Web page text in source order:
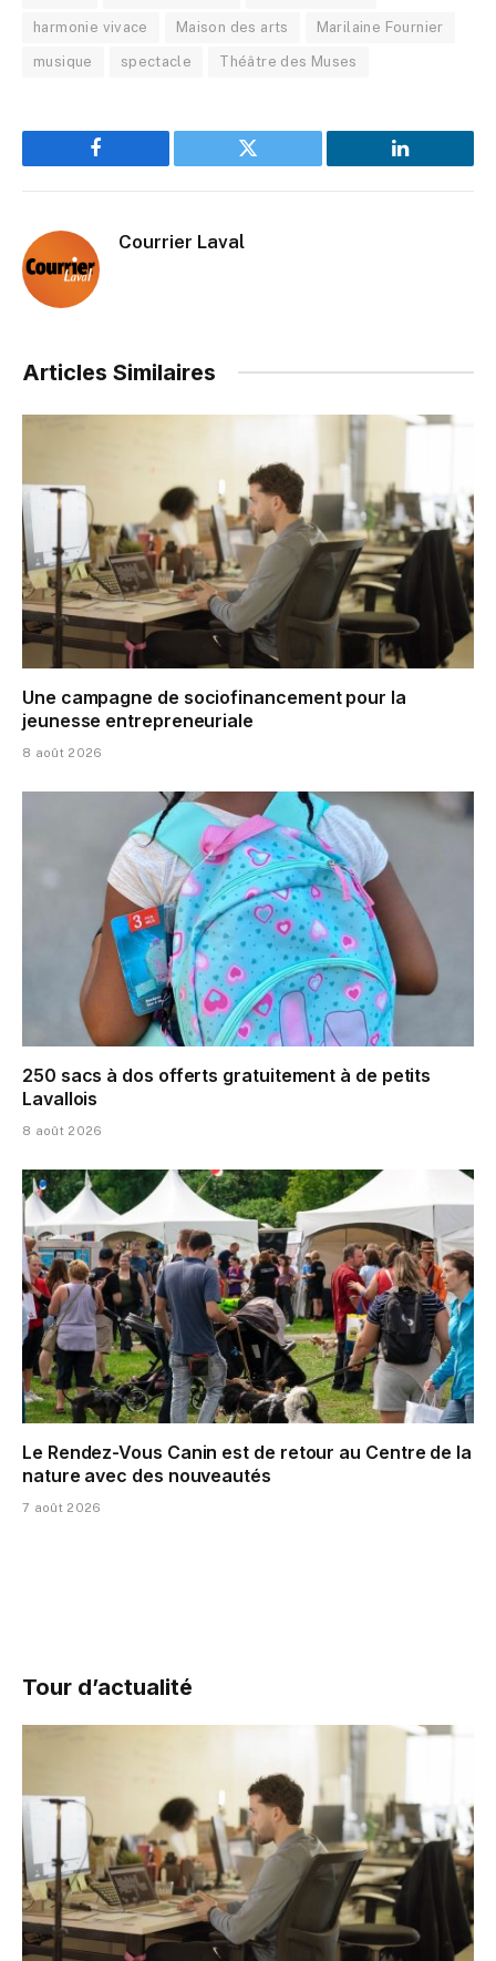
harmonie vivace Maison des arts Marilaine Fournier
musique spectacle Théâtre des Muses
Facebook Twitter LinkedIn
Courrier Laval
Articles Similaires
Une campagne de sociofinancement pour la
jeunesse entrepreneuriale
8 août 2026
250 sacs à dos offerts gratuitement à de petits
Lavallois
8 août 2026
Le Rendez-Vous Canin est de retour au Centre de la
nature avec des nouveautés
7 août 2026
Tour d’actualité